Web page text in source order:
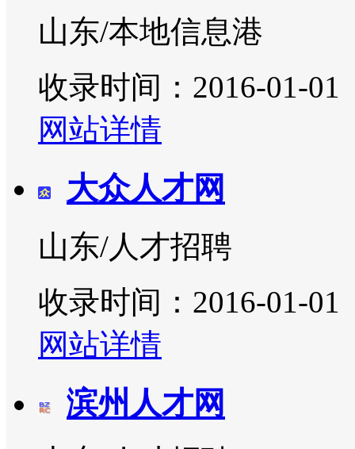
山东/本地信息港
收录时间：2016-01-01
网站详情
大众人才网
山东/人才招聘
收录时间：2016-01-01
网站详情
滨州人才网